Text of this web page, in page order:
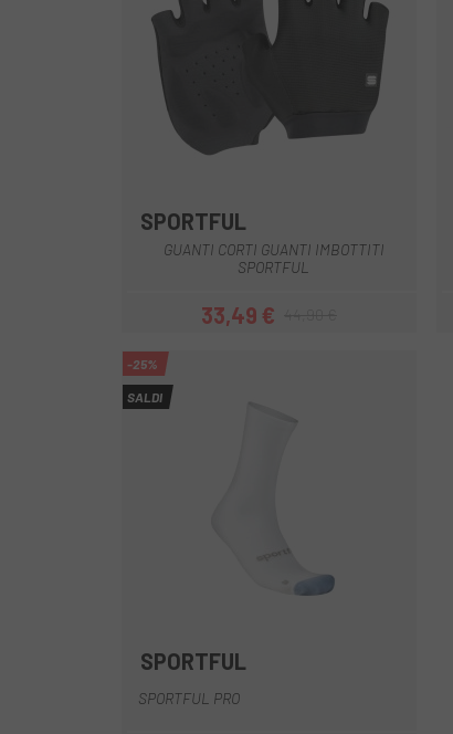
SPORTFUL
GUANTI CORTI GUANTI IMBOTTITI
SPORTFUL
Prezzo
33,49 €Prezzo base
-25%
SALDI
SPORTFUL
SPORTFUL PRO